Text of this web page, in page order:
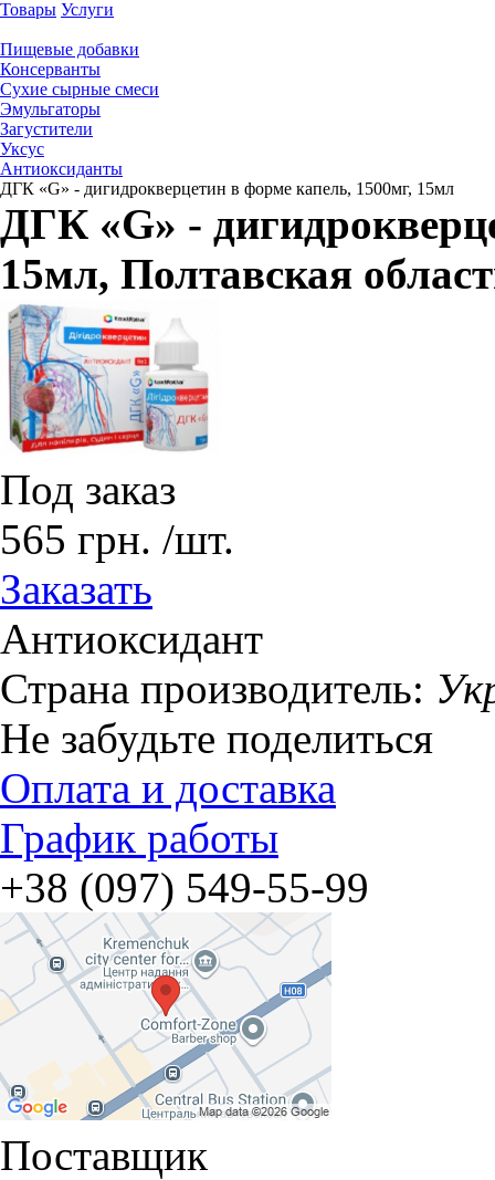
Товары Услуги
Пищевые добавки
Консерванты
Сухие сырные смеси
Эмульгаторы
Загустители
Уксус
Антиоксиданты
ДГК «G» - дигидрокверцетин в форме капель, 1500мг, 15мл
ДГК «G» -
15мл, Полтавская
Под заказ
565 грн. /шт.
Заказать
Антиоксидант
Страна производитель:
Не забудьте поделиться
Оплата и доставка
График работы
+38 (097) 549-55-99
Поставщик